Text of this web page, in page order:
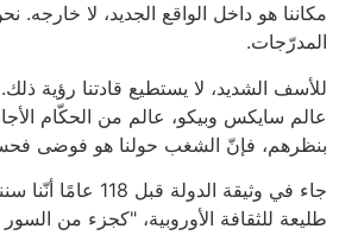
مكاننا هو داخل الواقع الجديد، لا خارجه.
المدرّجات.
للأسف الشديد، لا يستطيع قادتنا رؤية
عالم سايكس وبيكو، عالم من الحكّام
بنظرهم، فإنّ الشغب حولنا هو فوضى
جاء في وثيقة الدولة
طليعة للثقافة الأوروبية، "كجزء من السور